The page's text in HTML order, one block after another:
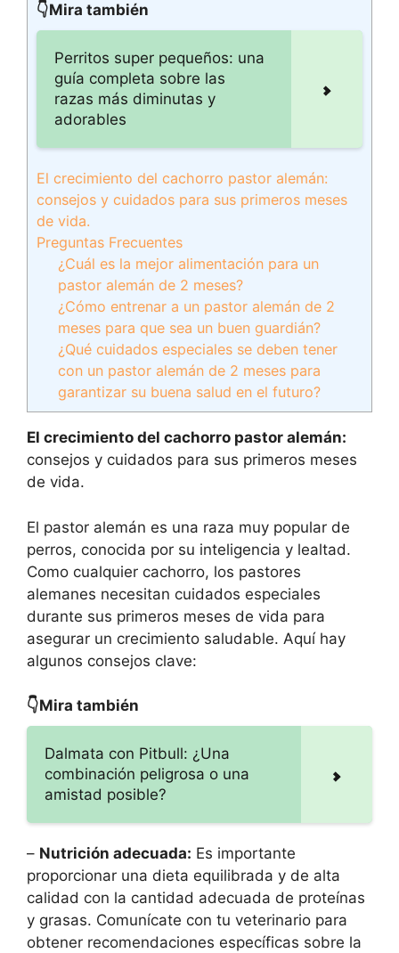
👇Mira también
Perritos super pequeños: una
guía completa sobre las
razas más diminutas y
adorables
El crecimiento del cachorro pastor alemán:
consejos y cuidados para sus primeros meses
de vida.
Preguntas Frecuentes
¿Cuál es la mejor alimentación para un
pastor alemán de 2 meses?
¿Cómo entrenar a un pastor alemán de 2
meses para que sea un buen guardián?
¿Qué cuidados especiales se deben tener
con un pastor alemán de 2 meses para
garantizar su buena salud en el futuro?
El crecimiento del cachorro pastor alemán:
consejos y cuidados para sus primeros meses
de vida.
El pastor alemán es una raza muy popular de
perros, conocida por su inteligencia y lealtad.
Como cualquier cachorro, los pastores
alemanes necesitan cuidados especiales
durante sus primeros meses de vida para
asegurar un crecimiento saludable. Aquí hay
algunos consejos clave:
👇Mira también
Dalmata con Pitbull: ¿Una
combinación peligrosa o una
amistad posible?
– Nutrición adecuada: Es importante
proporcionar una dieta equilibrada y de alta
calidad con la cantidad adecuada de proteínas
y grasas. Comunícate con tu veterinario para
obtener recomendaciones específicas sobre la